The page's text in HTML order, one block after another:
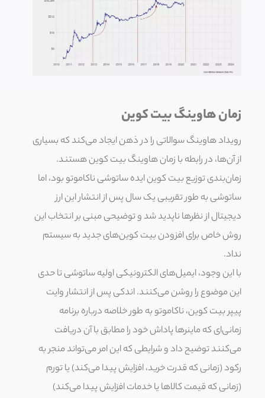
زمان هاوینگ بیت کوین
رویداد هاوینگ سوالاتی را در ذهن ایجاد می‌کند که بسیاری
از آن‌ها، در رابطه با زمان هاوینگ بیت کوین هستند.
زمان‌بندی توزیع بیت کوین ایده ساتوشی ناکاموتو بود، اما
ساتوشی به طور تقریبی یک سال پس از انتشار این ارز
دیجیتال از نظرها ناپدید شد و توضیحی مبنی بر انتخاب این
روش خاص برای افزودن بیت کوین‌های جدید به سیستم
نداد.
با این وجود، ایمیل‌های الکترونیکی اولیه ساتوشی تا حدی
این موضوع را روشن می‌کنند. اندکی پس از انتشار وایت
پیپر بیت کوین، ناکاموتو به طور خلاصه درباره برنامه
زمانی‌ای که ماینرها پاداش خود را مطابق با آن دریافت
می‌کنند توضیح داد و شرایطی که این امر می‌تواند منجر به
رکود (زمانی که قدرت خرید، افزایش پیدا می‌کند) یا تورم
(زمانی که قیمت کالاها یا خدمات افزایش پیدا می‌کند)